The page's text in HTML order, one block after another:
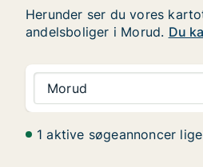
Herunder ser du vores
andelsboliger i Morud. Du
Morud
1 aktive søgeannoncer